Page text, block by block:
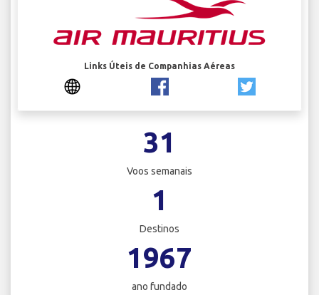
Links Úteis de Companhias Aéreas
31
Voos semanais
1
Destinos
1967
ano fundado